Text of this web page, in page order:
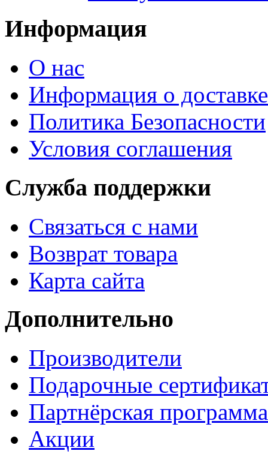
Информация
О нас
Информация о доставке
Политика Безопасности
Условия соглашения
Служба поддержки
Связаться с нами
Возврат товара
Карта сайта
Дополнительно
Производители
Подарочные
Партнёрская программа
Акции